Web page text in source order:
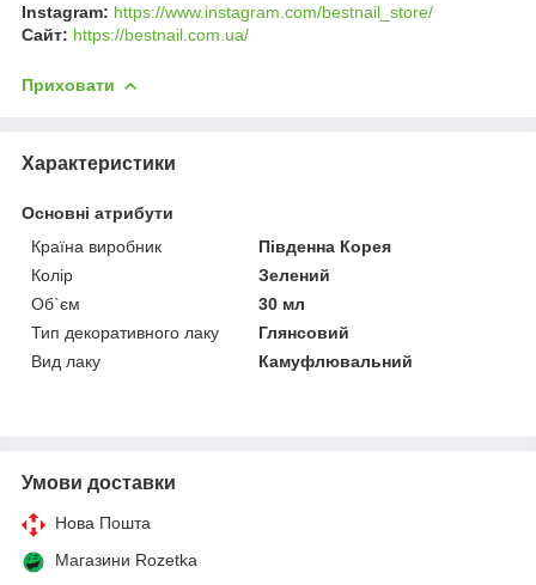
Instagram: https://www.instagram.com/bestnail_store/
Сайт: https://bestnail.com.ua/
Приховати
Характеристики
Основні атрибути
Країна виробник
Південна Корея
Колір
Зелений
Об`єм
30 мл
Тип декоративного лаку
Глянсовий
Вид лаку
Камуфлювальний
Умови доставки
Нова Пошта
Магазини Rozetka